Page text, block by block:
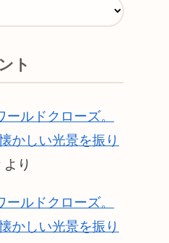
ト
ルドクローズ。
かしい光景を振り
より
ルドクローズ。
かしい光景を振り